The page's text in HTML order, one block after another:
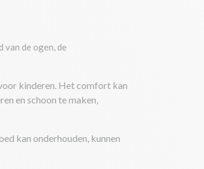
van de ogen, de
kinderen. Het comfort kan
en schoon te maken,
kan onderhouden, kunnen